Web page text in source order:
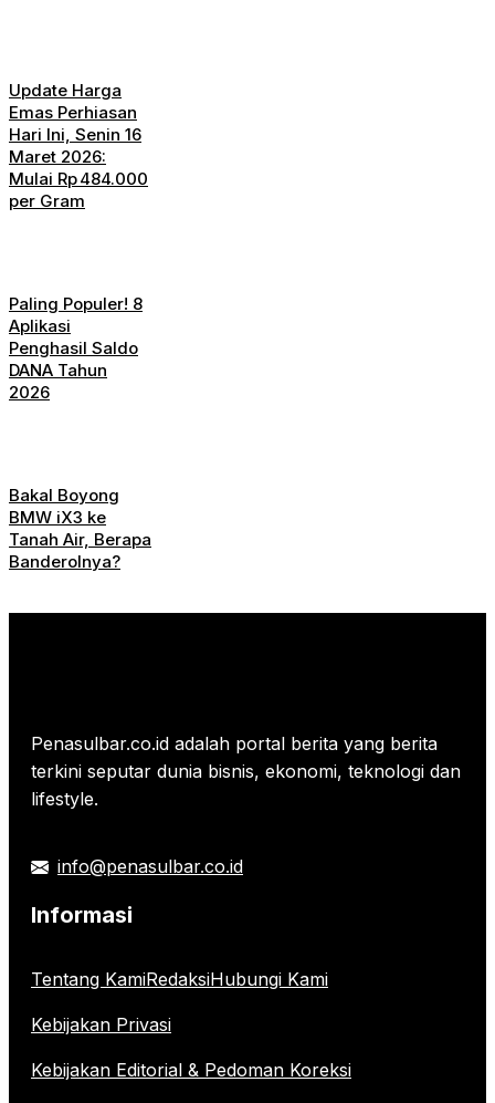
Update Harga
Emas Perhiasan
Hari Ini, Senin 16
Maret 2026:
Mulai Rp 484.000
per Gram
Paling Populer! 8
Aplikasi
Penghasil Saldo
DANA Tahun
2026
Bakal Boyong
BMW iX3 ke
Tanah Air, Berapa
Banderolnya?
Penasulbar.co.id adalah portal berita yang berita
terkini seputar dunia bisnis, ekonomi, teknologi dan
lifestyle.
info@penasulbar.co.id
Informasi
Tentang KamiRedaksiHubungi Kami
Kebijakan Privasi
Kebijakan Editorial & Pedoman Koreksi